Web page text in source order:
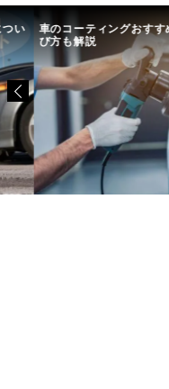
い 車のコーティングおす
び方も解説